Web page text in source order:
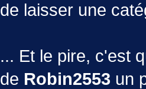
de laisser une
... Et le pire, c'est
de Robin2553 un